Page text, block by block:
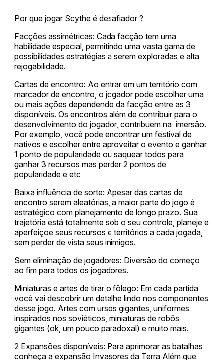
Por que jogar Scythe é desafiador ?
Facções assimétricas: Cada facção tem uma
habilidade especial, permitindo uma vasta gama de
possibilidades estratégias a serem exploradas e alta
rejogabilidade.
Cartas de encontro: Ao entrar em um território com
marcador de encontro, o jogador pode escolher uma
ou mais ações dependendo da facção entre as 3
disponíveis. Os encontros além de contribuir para o
desenvolvimento do jogador, contribuem na imersão.
Por exemplo, você pode encontrar um festival de
nativos e escolher entre aproveitar o evento e ganhar
1 ponto de popularidade ou saquear todos para
ganhar 3 recursos mas perder 2 pontos de
popularidade e etc
Baixa influência de sorte: Apesar das cartas de
encontro serem aleatórias, a maior parte do jogo é
estratégico com planejamento de longo prazo. Sua
trajetória está totalmente sob o seu controle, planeje e
aperfeiçoe seus recursos e territórios a cada jogada,
sem perder de vista seus inimigos.
Sem eliminação de jogadores: Diversão do começo
ao fim para todos os jogadores.
Miniaturas e artes de tirar o fôlego: Em cada partida
você vai descobrir um detalhe lindo nos componentes
desse jogo. Artes com ursos gigantes, uniformes
inspirados nos soviéticos, miniaturas de robôs
gigantes (ok, um pouco paradoxal) e muito mais.
2 Expansões disponíveis: Para aprimorar as batalhas
conheça a expansão Invasores da Terra Além que